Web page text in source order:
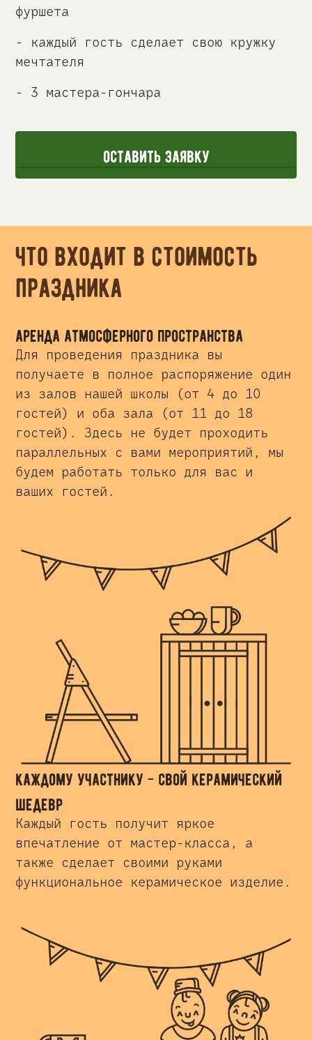
фуршета
- каждый гость сделает свою кружку
мечтателя
- 3 мастера-гончара
оставить заявку
что входит в стоимость
праздника
аренда атмосферного пространства
Для проведения праздника вы
получаете в полное распоряжение один
из залов нашей школы (от 4 до 10
гостей) и оба зала (от 11 до 18
гостей). Здесь не будет проходить
параллельных с вами мероприятий, мы
будем работать только для вас и
ваших гостей.
каждому участнику - свой керамический
шедевр
Каждый гость получит яркое
впечатление от мастер-класса, а
также сделает своими руками
функциональное керамическое изделие.